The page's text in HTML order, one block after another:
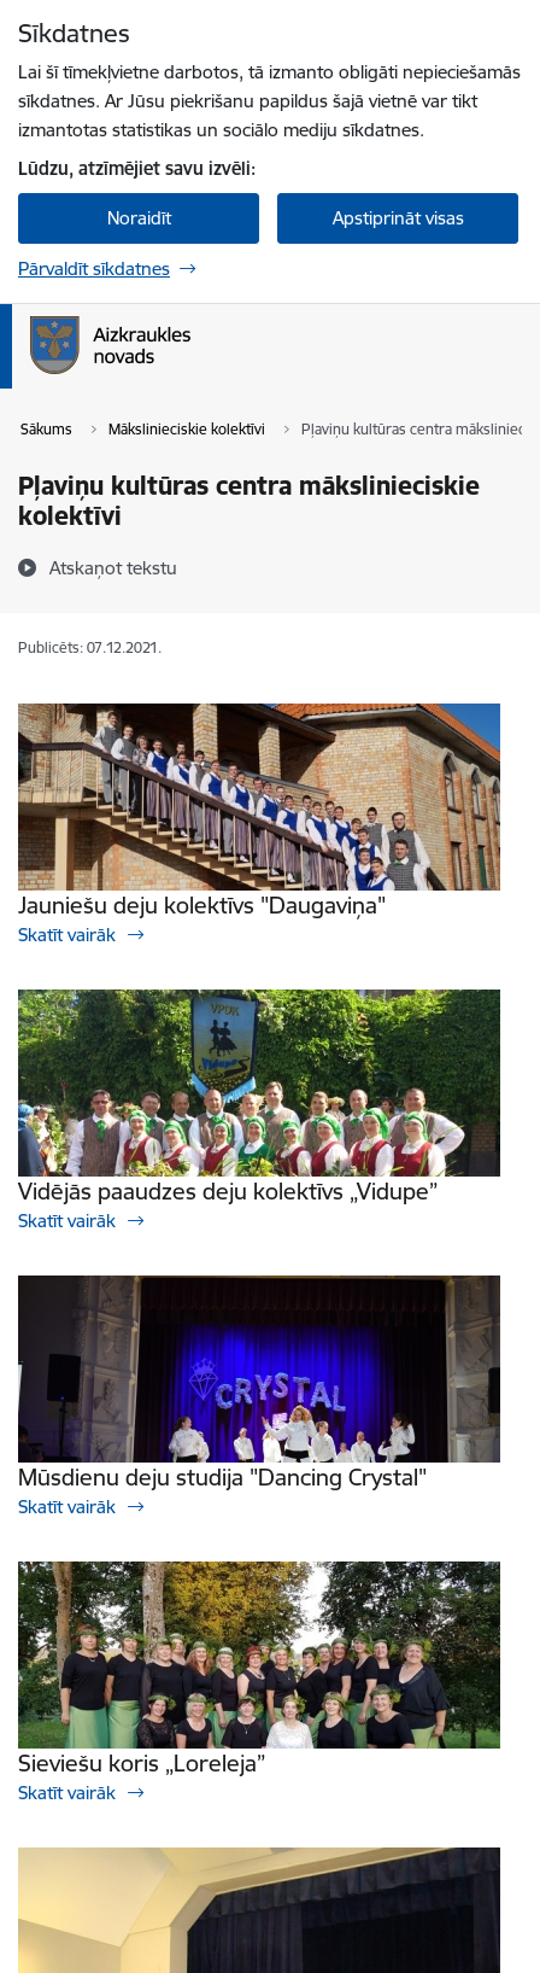
Sīkdatnes
Lai šī tīmekļvietne darbotos, tā izmanto obligāti nepieciešamās
sīkdatnes. Ar Jūsu piekrišanu papildus šajā vietnē var tikt
izmantotas statistikas un sociālo mediju sīkdatnes.
Lūdzu, atzīmējiet savu izvēli:
Noraidīt Apstiprināt visas
Pārvaldīt sīkdatnes
Sākums Mākslinieciskie kolektīvi Pļaviņu kultūras centra
Pļaviņu kultūras centra mākslinieciskie
kolektīvi
Atskaņot tekstu
Publicēts: 07.12.2021.
Jauniešu deju kolektīvs "Daugaviņa"
Skatīt vairāk
Vidējās paaudzes deju kolektīvs „Vidupe”
Skatīt vairāk
Mūsdienu deju studija "Dancing Crystal"
Skatīt vairāk
Sieviešu koris „Loreleja”
Skatīt vairāk